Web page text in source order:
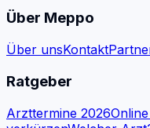
Über Meppo
Über unsKontakt
Ratgeber
Arzttermine 2026